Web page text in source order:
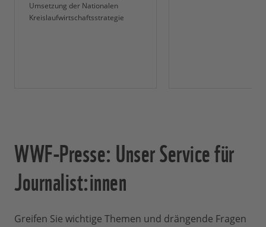
Umsetzung der Nationalen
Kreislaufwirtschaftsstrategie
WWF-Presse: Unser Service für
Journalist:innen
Greifen Sie wichtige Themen und drängende Fragen